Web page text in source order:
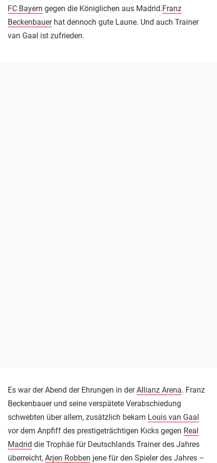
FC Bayern gegen die Königlichen aus Madrid.Franz
Beckenbauerhat dennoch gute Laune. Und auch Trainer
van Gaal ist zufrieden.
Es war der Abend der Ehrungen in derAllianz Arena. Franz
Beckenbauer und seine verspätete Verabschiedung
schwebten über allem, zusätzlich bekam Louis van Gaal
vor dem Anpfiff des prestigeträchtigen Kicks gegen Real
Madrid die Trophäe für Deutschlands Trainer des Jahres
überreicht, Arjen Robben jene für den Spieler des Jahres –